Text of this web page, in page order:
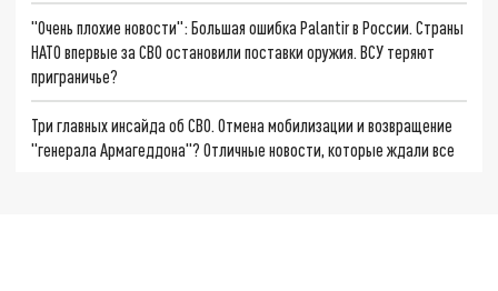
"Очень плохие новости": Большая ошибка Palantir в России. Страны
НАТО впервые за СВО остановили поставки оружия. ВСУ теряют
приграничье?
Три главных инсайда об СВО. Отмена мобилизации и возвращение
"генерала Армагеддона"? Отличные новости, которые ждали все